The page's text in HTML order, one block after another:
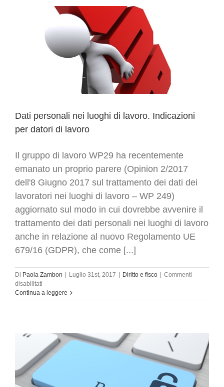
security
Dati personali nei luoghi di lavoro. Indicazioni
per datori di lavoro
Il gruppo di lavoro WP29 ha recentemente
emanato un proprio parere (Opinion 2/2017
dell'8 Giugno 2017 sul trattamento dei dati dei
lavoratori nei luoghi di lavoro – WP 249)
aggiornato sul modo in cui dovrebbe avvenire il
trattamento dei dati personali nei luoghi di lavoro
anche in relazione al nuovo Regolamento UE
679/16 (GDPR), che come [...]
Di Paola Zambon Luglio 31st, 2017 Diritto e fisco
Commenti
disabilitati
Dati
personali
lavoro.
Indicazioni
per
datori
lavoro
Continua a leggere